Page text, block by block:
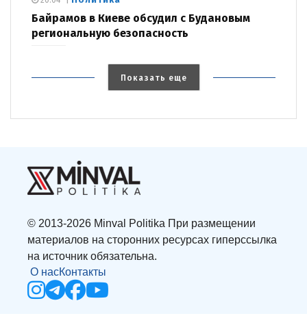
Байрамов в Киеве обсудил с Будановым
региональную безопасность
Показать еще
© 2013-2026 Minval Politika При размещении
материалов на сторонних ресурсах гиперссылка
на источник обязательна.
О насКонтакты